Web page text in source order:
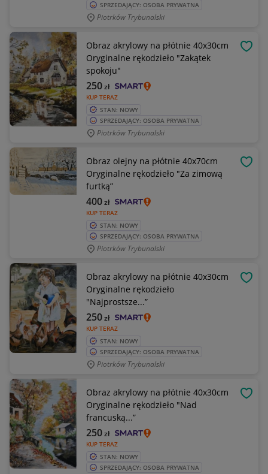
SPRZEDAJĄCY: OSOBA PRYWATNA
Piotrków Trybunalski
Obraz akrylowy na płótnie 40x30cm
Oryginalne rękodzieło "Zakątek
spokoju"
KUP TERAZ
250zł
STAN: NOWY
SPRZEDAJĄCY: OSOBA PRYWATNA
Piotrków Trybunalski
Obraz olejny na płótnie 40x70cm
Oryginalne rękodzieło "Za zimową
furtką”
KUP TERAZ
400zł
STAN: NOWY
SPRZEDAJĄCY: OSOBA PRYWATNA
Piotrków Trybunalski
Obraz akrylowy na płótnie 40x30cm
Oryginalne rękodzieło
"Najprostsze...”
KUP TERAZ
250zł
STAN: NOWY
SPRZEDAJĄCY: OSOBA PRYWATNA
Piotrków Trybunalski
Obraz akrylowy na płótnie 40x30cm
Oryginalne rękodzieło "Nad
francuską...”
KUP TERAZ
250zł
STAN: NOWY
SPRZEDAJĄCY: OSOBA PRYWATNA